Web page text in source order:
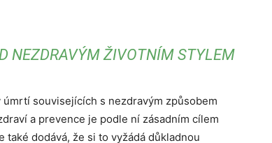
NEZDRAVÝM ŽIVOTNÍM STYLEM
souvisejících s nezdravým způsobem
a prevence je podle ní zásadním cílem
dodává, že si to vyžádá důkladnou